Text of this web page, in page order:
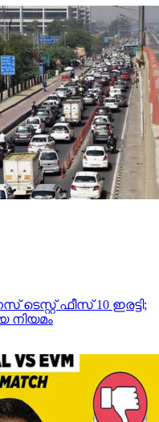
ഫീസ് 10 ഇരട്ടി;
നിയമം